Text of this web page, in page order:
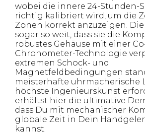
wobei die innere 24-Stunden-
richtig kalibriert wird, um die
Zonen korrekt anzuzeigen.
sogar so weit, dass sie die
robustes Gehäuse mit einer
Chronometer-Technologie
extremen Schock- und
Magnetfeldbedingungen
meisterhafte uhrmacherische
höchste Ingenieurskunst
erhältst hier die ultimative
dass Du mit mechanischer
globale Zeit in Dein
kannst.